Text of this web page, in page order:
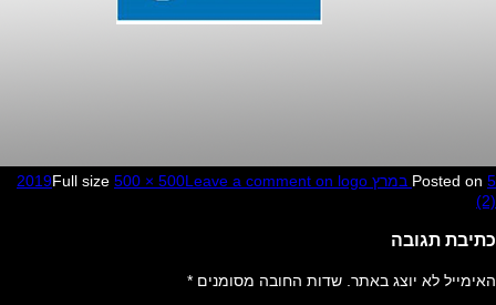
Full size500 × 500 Leave a comment on logo
יוצג באתר. שדות החובה מסומנים*